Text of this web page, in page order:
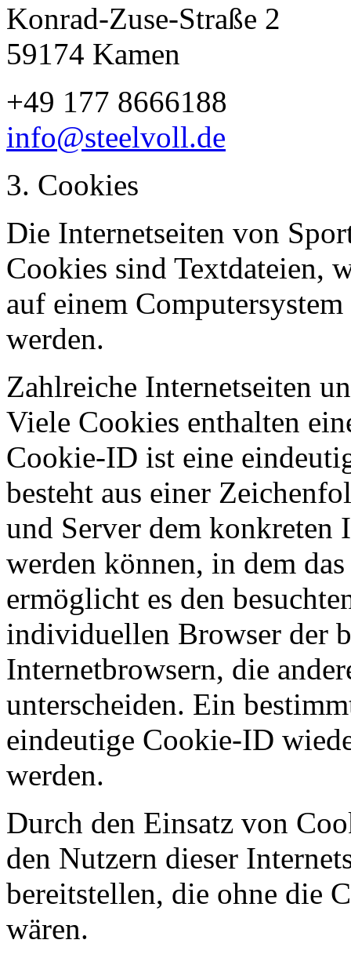
Konrad-Zuse-Straße 2
59174 Kamen
+49 177 8666188
info@steelvoll.de
3. Cookies
Die Internetseiten von
Cookies sind Textdateien,
auf einem
werden.
Zahlreiche Internetseiten
Viele Cookies enthalten
Cookie-ID ist eine
besteht aus einer
und Server dem konkreten
werden können, in dem
ermöglicht es den
individuellen Browser der
Internetbrowsern, die
unterscheiden. Ein
eindeutige Cookie-ID
werden.
Durch den Einsatz von
den Nutzern dieser
bereitstellen, die ohne die
wären.